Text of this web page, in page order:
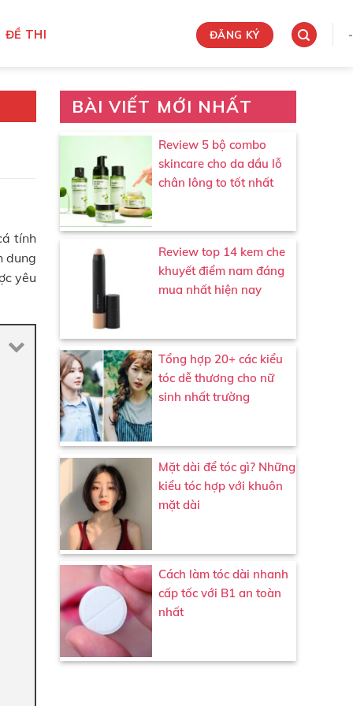
ĐỀ THI ĐĂNG KÝ -
tính
dung
yêu
BÀI VIẾT MỚI NHẤT
Review 5 bộ combo
skincare cho da dầu lỗ
chân lông to tốt nhất
Review top 14 kem che
khuyết điểm nam đáng
mua nhất hiện nay
Tổng hợp 20+ các kiểu
tóc dễ thương cho nữ
sinh nhất trường
Mặt dài để tóc gì? Những
kiểu tóc hợp với khuôn
mặt dài
Cách làm tóc dài nhanh
cấp tốc với B1 an toàn
nhất